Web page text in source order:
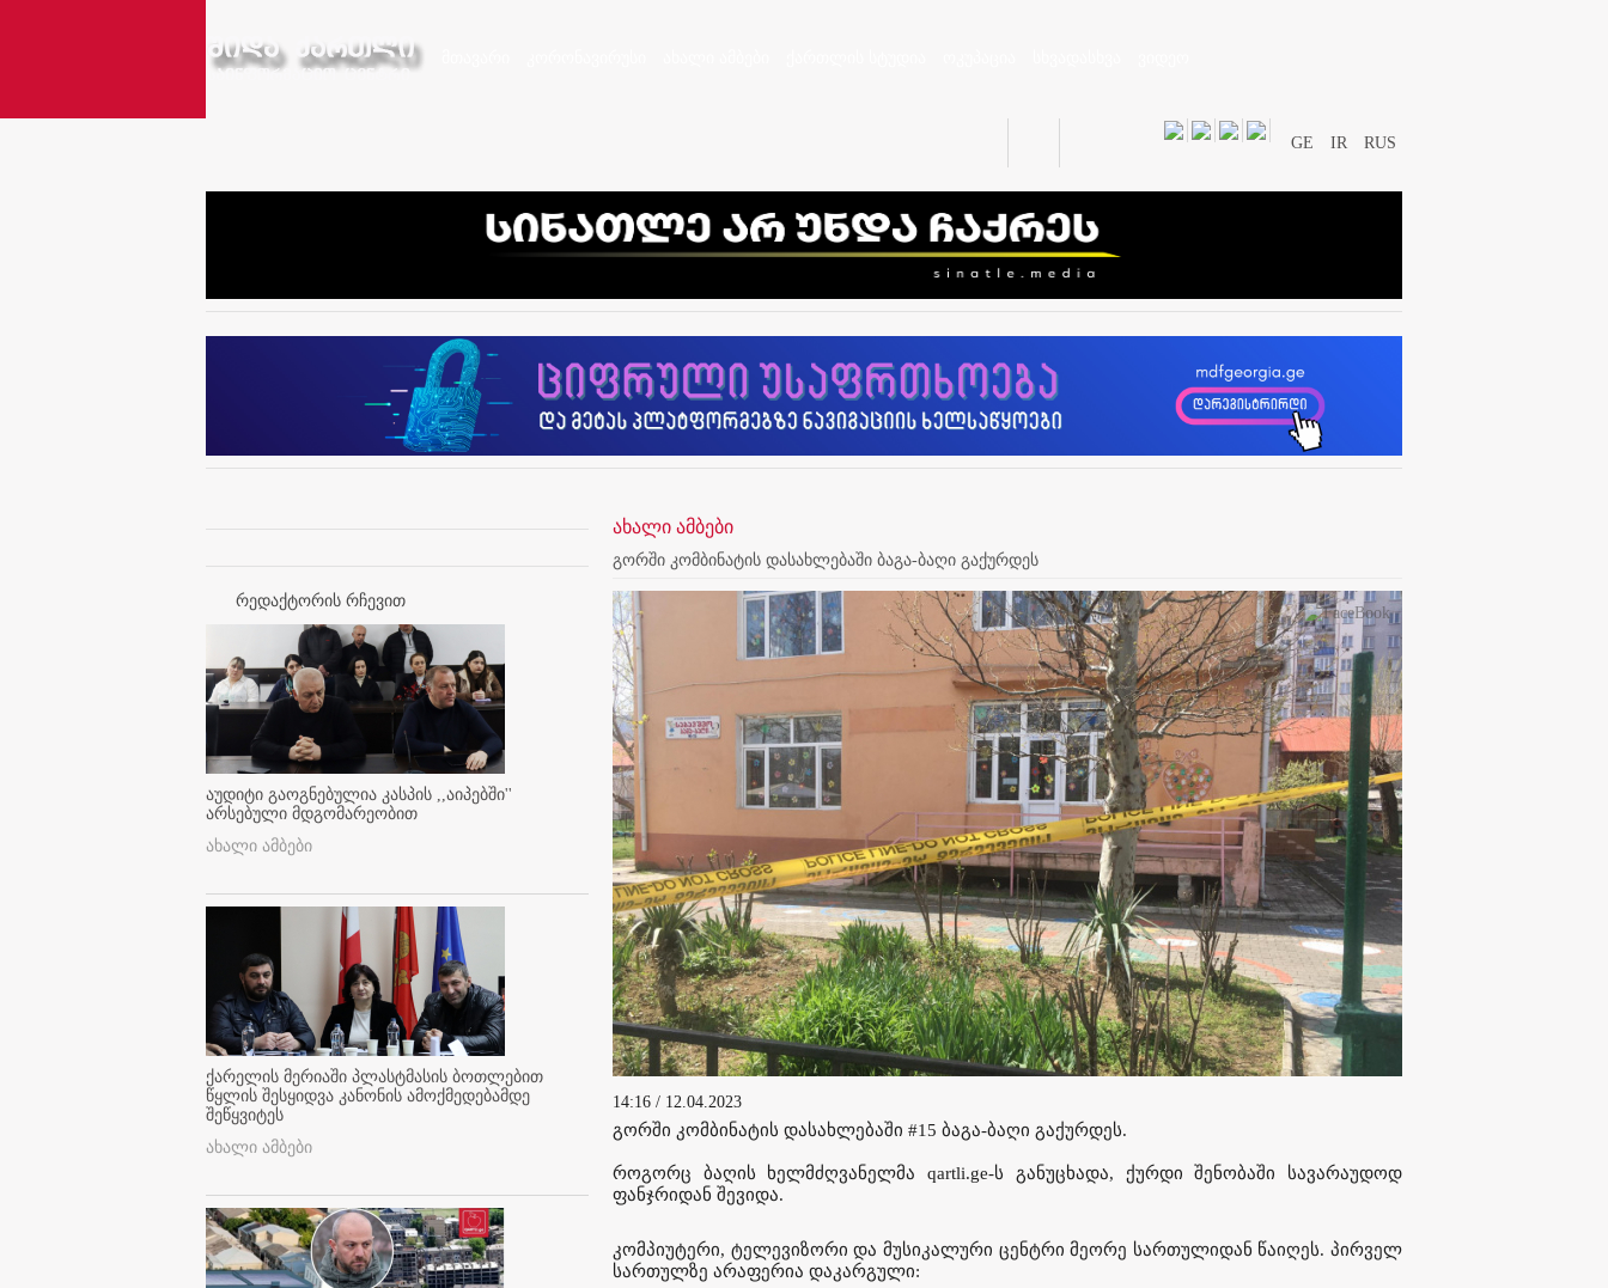
GE IR RUS
რედაქტორის რჩევით
აუდიტი გაოგნებულია კასპის ,,აიპებში''
არსებული მდგომარეობით
ახალი ამბები
ქარელის მერიაში პლასტმასის ბოთლებით
წყლის შესყიდვა კანონის ამოქმედებამდე
შეწყვიტეს
ახალი ამბები
ახალი ამბები
გორში კომბინატის დასახლებაში ბაგა-ბაღი გაქურდეს
14:16 / 12.04.2023
გორში კომბინატის დასახლებაში #15 ბაგა-ბაღი გაქურდეს.
როგორც ბაღის ხელმძღვანელმა qartli.ge-ს განუცხადა, ქურდი შენობაში სავარაუდოდ
ფანჯრიდან შევიდა.
კომპიუტერი, ტელევიზორი და მუსიკალური ცენტრი მეორე სართულიდან წაიღეს. პირველ
სართულზე არაფერია დაკარგული: